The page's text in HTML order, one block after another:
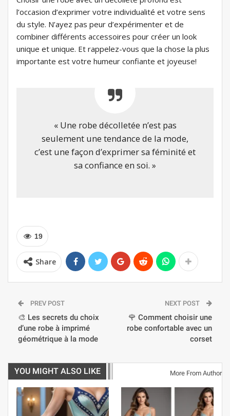
l’occasion d’exprimer votre individualité et votre sens
du style. N’ayez pas peur d’expérimenter et de
combiner différents accessoires pour créer un look
unique et unique. Et rappelez-vous que la chose la plus
importante est votre humeur confiante et joyeuse!
« Une robe décolletée n’est pas
seulement une tendance de la mode,
c’est une façon d’exprimer sa féminité et
sa confiance en soi. »
19
Share
PREV POST
🎨 Les secrets du choix
d’une robe à imprimé
géométrique à la mode
NEXT POST
🌹 Comment choisir une
robe confortable avec un
corset
YOU MIGHT ALSO LIKE More From Author